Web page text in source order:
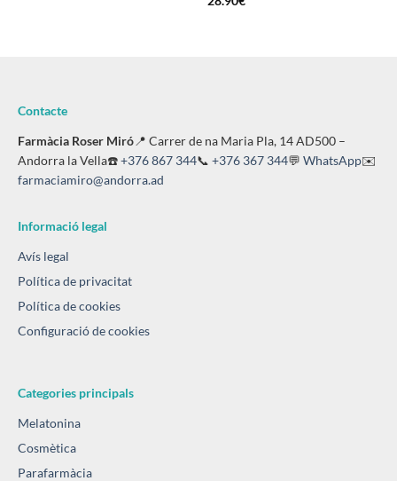
Contacte
Farmàcia Roser Miró📍 Carrer de na Maria Pla, 14 AD500 –
Andorra la Vella☎️+376 867 344📞 +376 367 344💬 WhatsApp✉️
farmaciamiro@andorra.ad
Informació legal
Avís legal
Política de privacitat
Política de cookies
Configuració de cookies
Categories principals
Melatonina
Cosmètica
Parafarmàcia